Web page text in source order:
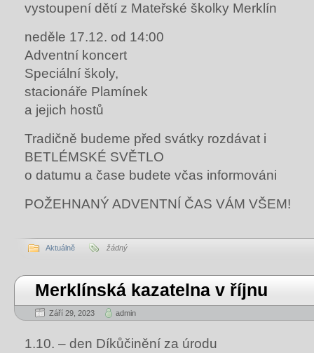
vystoupení dětí z Mateřské školky Merklín
neděle 17.12. od 14:00
Adventní koncert
Speciální školy,
stacionáře Plamínek
a jejich hostů
Tradičně budeme před svátky rozdávat i
BETLÉMSKÉ SVĚTLO
o datumu a čase budete včas informováni
POŽEHNANÝ ADVENTNÍ ČAS VÁM VŠEM!
Aktuálně žádný
Merklínská kazatelna v říjnu
Září 29, 2023 admin
1.10. – den Díkůčinění za úrodu